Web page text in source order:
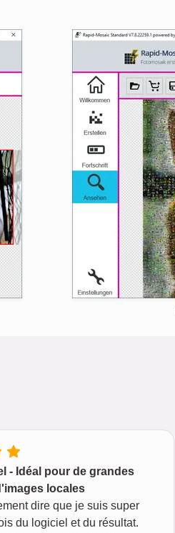
- Idéal pour de grandes
locales
dire que je suis super
du logiciel et du résultat.